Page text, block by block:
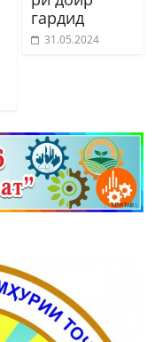
гардид
31.05.2024